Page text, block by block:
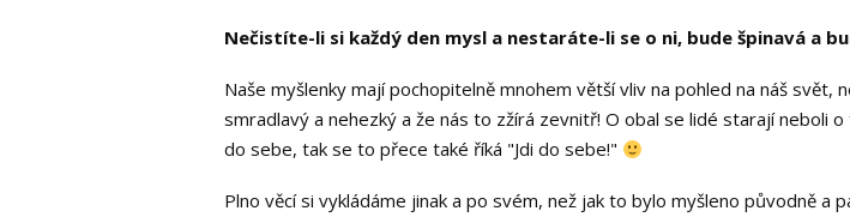
Nečistíte-li si každý den mysl a nestaráte-li se o ni, bude špinavá a
Naše myšlenky mají pochopitelně mnohem větší vliv na pohled na náš
smradlavý a nehezký a že nás to zžírá zevnitř! O obal se lidé starají
do sebe, tak se to přece také říká "Jdi do sebe!"
Plno věcí si vykládáme jinak a po svém, než jak to bylo myšleno původně a